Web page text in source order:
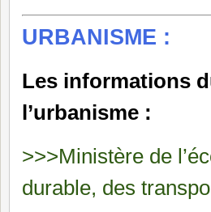
URBANISME :
Les informations
l’urbanisme :
>>>Ministère de
durable, des